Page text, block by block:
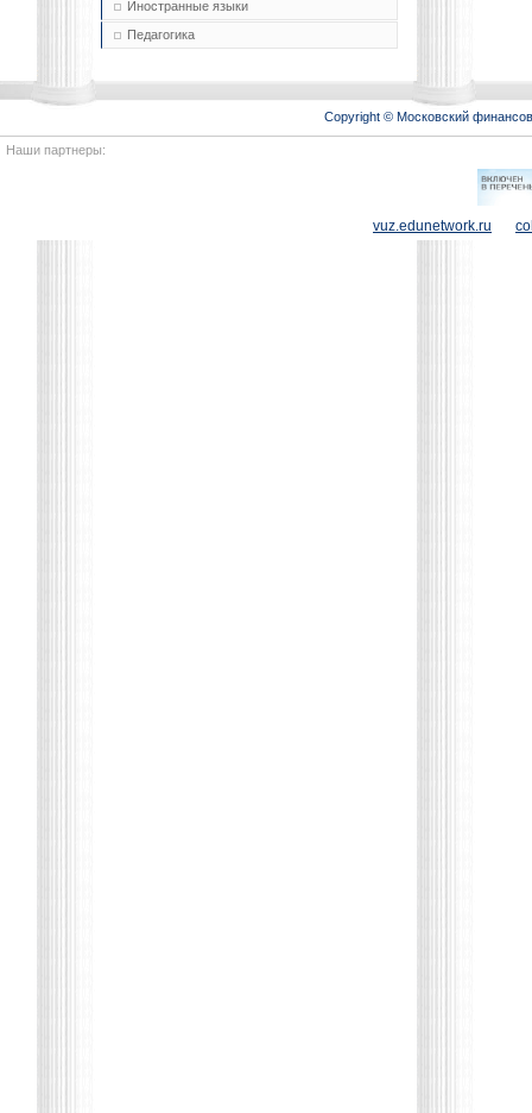
Иностранные языки
Педагогика
Copyright © Московский
Наши партнеры:
vuz.edunetwork.ru